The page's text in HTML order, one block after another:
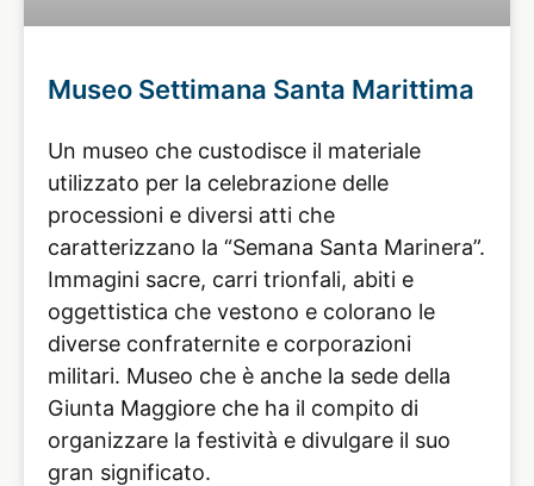
Museo Settimana Santa Marittima
Un museo che custodisce il materiale
utilizzato per la celebrazione delle
processioni e diversi atti che
caratterizzano la “Semana Santa Marinera”.
Immagini sacre, carri trionfali, abiti e
oggettistica che vestono e colorano le
diverse confraternite e corporazioni
militari. Museo che è anche la sede della
Giunta Maggiore che ha il compito di
organizzare la festività e divulgare il suo
gran significato.